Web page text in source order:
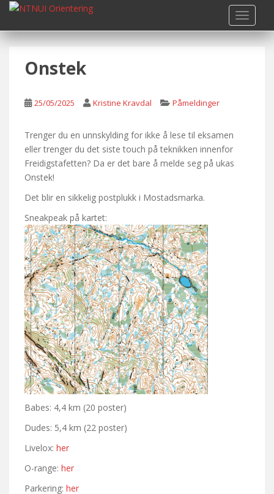
i
Onstek
25/05/2025 Kristine Kravdal Påmeldinger
Trenger du en unnskylding for ikke å lese til eksamen
eller trenger du det siste touch på teknikken innenfor
Freidigstafetten? Da er det bare å melde seg på ukas
Onstek!
Det blir en sikkelig postplukk i Mostadsmarka.
Sneakpeak på kartet:
Babes: 4,4 km (20 poster)
Dudes: 5,4 km (22 poster)
Livelox: her
O-range: her
Parkering: her